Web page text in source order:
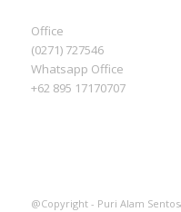
Office
(0271) 727546
Whatsapp Office
+62 895 17170707
@Copyright - Puri Alam